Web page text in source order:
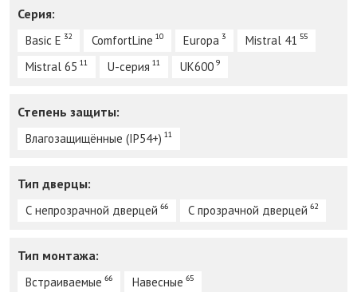
Серия:
Basic E 32 ComfortLine 10 Europa 3 Mistral 41 55
Mistral 65 11 U-серия 11 UK600 9
Степень защиты:
Влагозащищённые (IP54+) 11
Тип дверцы:
С непрозрачной дверцей 66 С прозрачной дверцей 62
Тип монтажа:
Встраиваемые 66 Навесные 65